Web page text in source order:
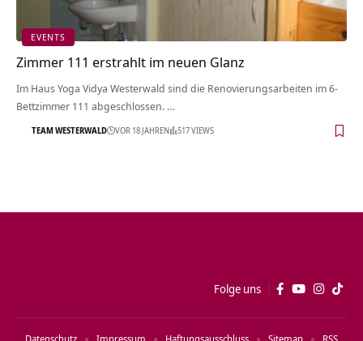
EVENTS
Zimmer 111 erstrahlt im neuen Glanz
Im Haus Yoga Vidya Westerwald sind die Renovierungsarbeiten im 6-
Bettzimmer 111 abgeschlossen. …
TEAM WESTERWALD VOR 18 JAHREN 517 VIEWS
Folge uns